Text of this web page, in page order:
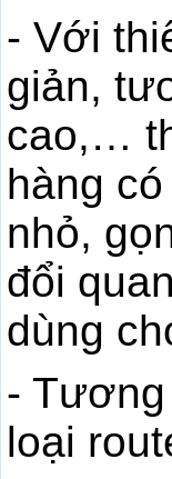
- Với
giản,
cao,…
hàng
nhỏ,
đổi
dùng
-
loại